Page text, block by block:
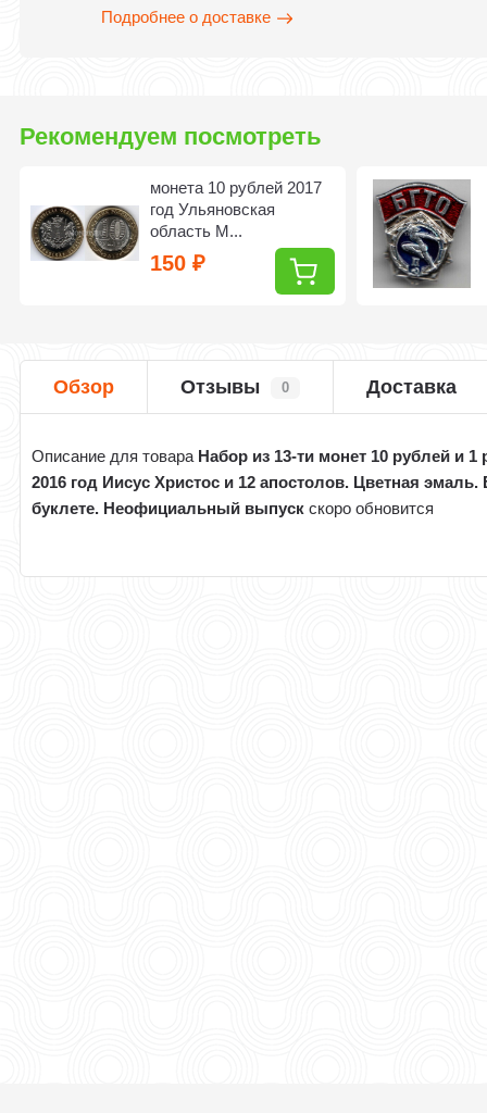
Подробнее о доставке
Рекомендуем посмотреть
монета 10 рублей 2017
год Ульяновская
область М...
150₽
Обзор Отзывы 0 Доставка
Описание для товара Набор из 13-ти монет 10 рублей и 1
2016 год Иисус Христос и 12 апостолов. Цветная эмаль.
буклете. Неофициальный выпуск скоро обновится